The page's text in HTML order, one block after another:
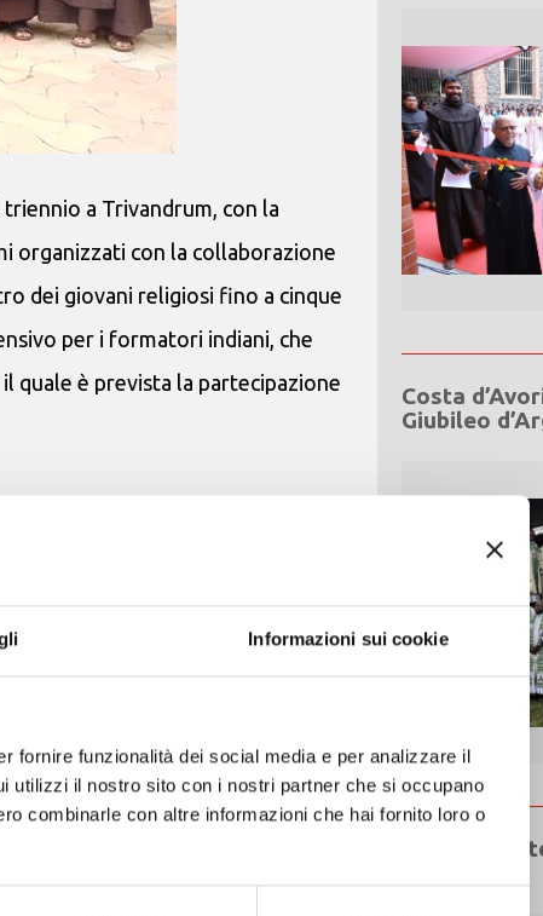
Informazioni sui cookie
fornire funzionalità dei social media e per analizzare il
utilizzi il nostro sito con i nostri partner che si occupano
combinarle con altre informazioni che hai fornito loro o
a Trivandrum, con la
organizzati con la collaborazione
dei giovani religiosi fino a cinque
per i formatori indiani, che
quale è prevista la partecipazione
Costa
Giubileo
Emergenza